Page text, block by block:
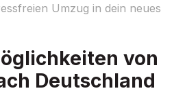
Umzug in dein neues
von
Deutschland